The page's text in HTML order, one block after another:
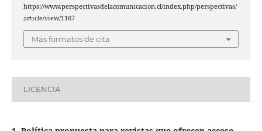
https://www.perspectivasdelacomunicacion.cl/index.php/perspectivas/
article/view/1167
Más formatos de cita
LICENCIA